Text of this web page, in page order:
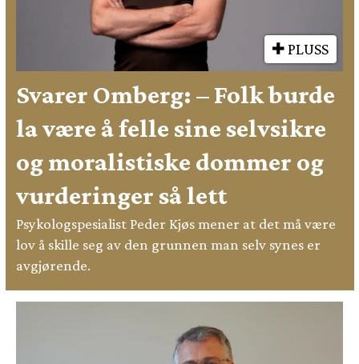
PLUSS
Svarer Omberg: – Folk burde
la være å felle sine selvsikre
og moralistiske dommer og
vurderinger så lett
Psykologspesialist Peder Kjøs mener at det må være
lov å skille seg av den grunnen man selv synes er
avgjørende.